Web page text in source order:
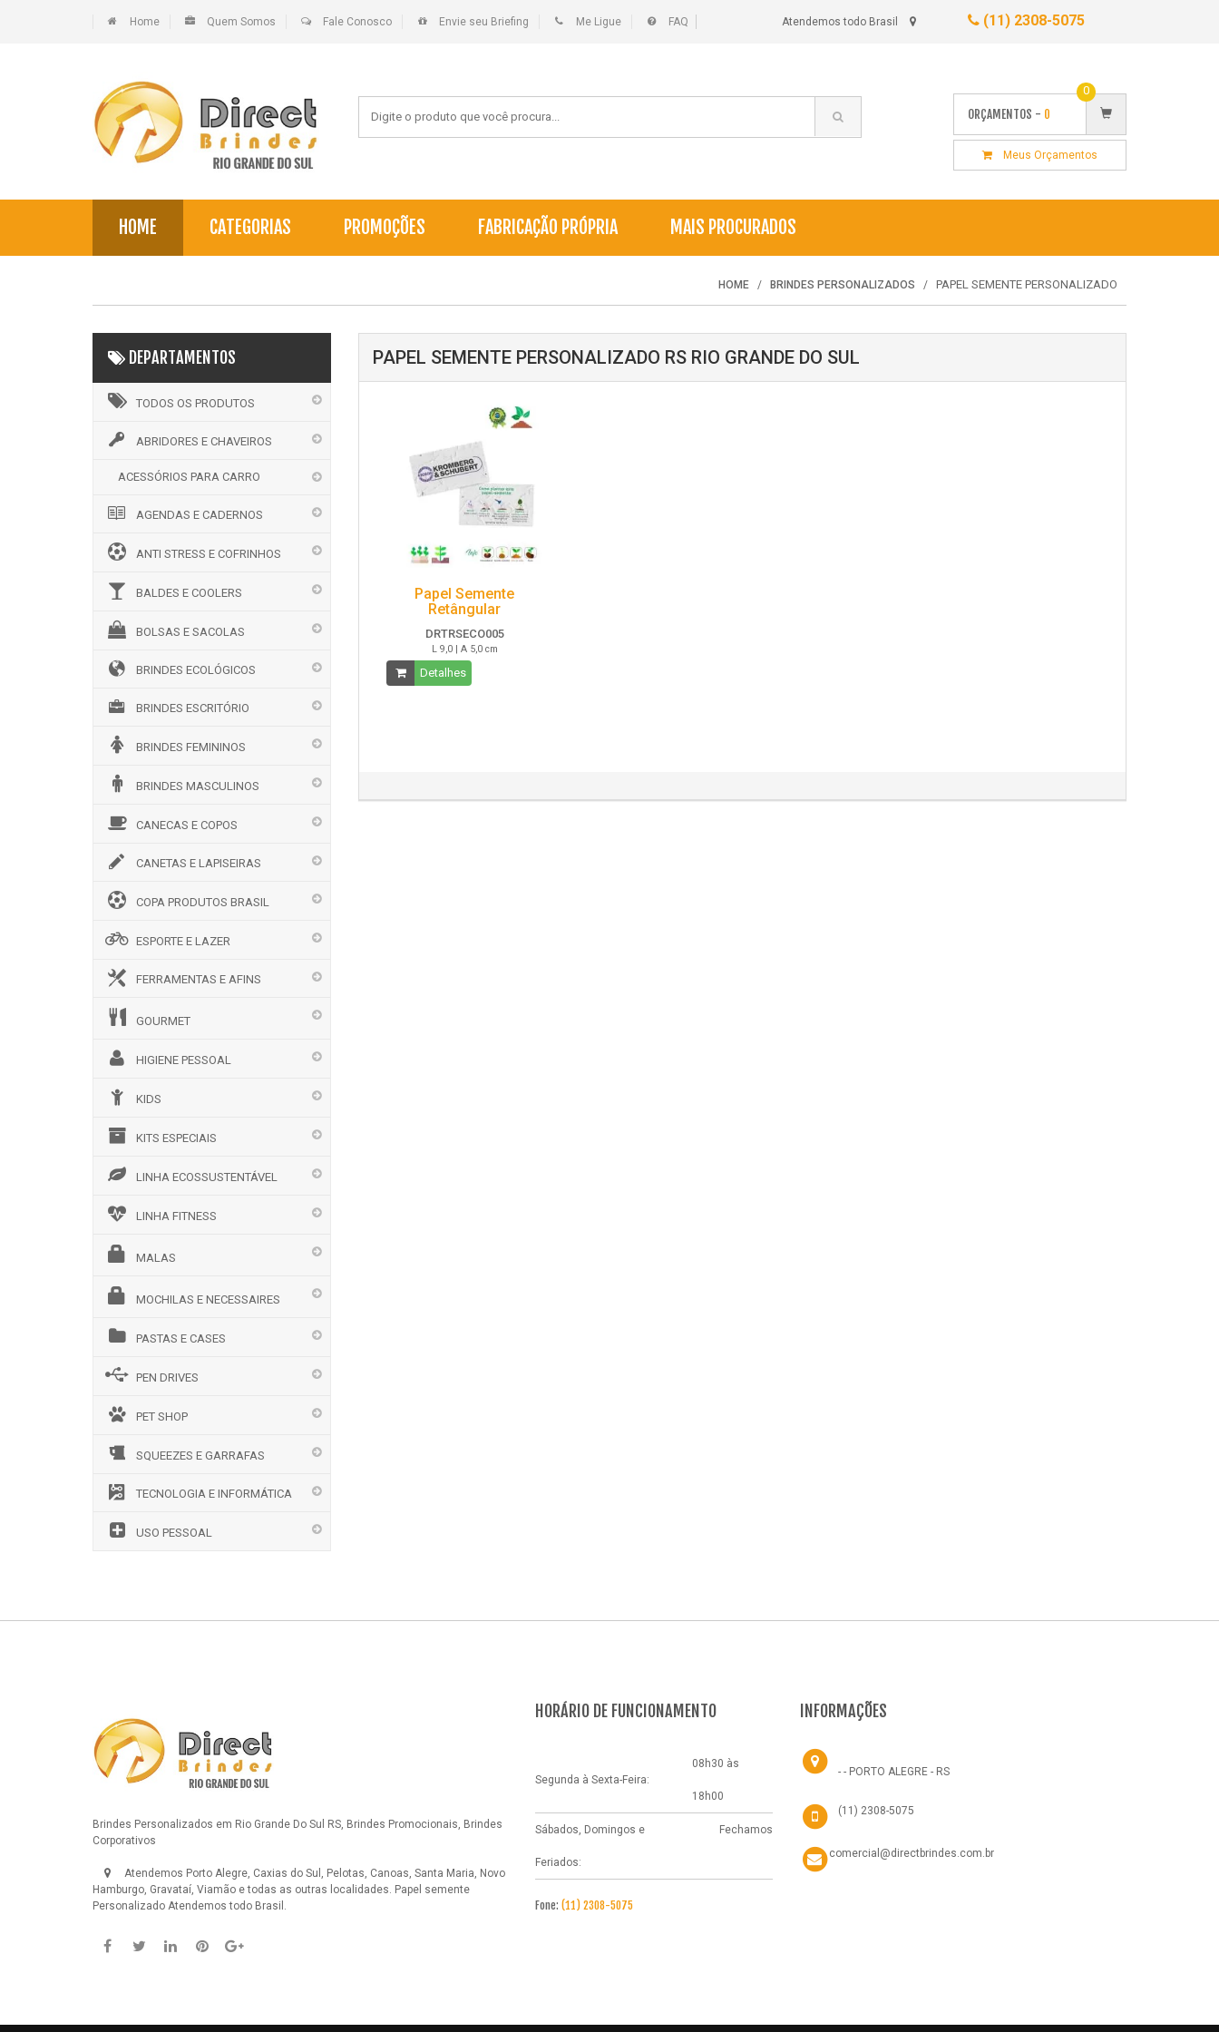
Home Quem Somos Fale Conosco Envie seu Briefing Me Ligue FAQ Atendemos todo Brasil (11) 2308-5075
ORÇAMENTOS - 0
0
Meus Orçamentos
HOME CATEGORIAS PROMOÇÕES FABRICAÇÃO PRÓPRIA MAIS PROCURADOS
HOME BRINDES PERSONALIZADOS PAPEL SEMENTE PERSONALIZADO
DEPARTAMENTOS
TODOS OS PRODUTOS
ABRIDORES E CHAVEIROS
ACESSÓRIOS PARA CARRO
AGENDAS E CADERNOS
ANTI STRESS E COFRINHOS
BALDES E COOLERS
BOLSAS E SACOLAS
BRINDES ECOLÓGICOS
BRINDES ESCRITÓRIO
BRINDES FEMININOS
BRINDES MASCULINOS
CANECAS E COPOS
CANETAS E LAPISEIRAS
COPA PRODUTOS BRASIL
ESPORTE E LAZER
FERRAMENTAS E AFINS
GOURMET
HIGIENE PESSOAL
KIDS
KITS ESPECIAIS
LINHA ECOSSUSTENTÁVEL
LINHA FITNESS
MALAS
MOCHILAS E NECESSAIRES
PASTAS E CASES
PEN DRIVES
PET SHOP
SQUEEZES E GARRAFAS
TECNOLOGIA E INFORMÁTICA
USO PESSOAL
PAPEL SEMENTE PERSONALIZADO RS RIO GRANDE DO SUL
Papel Semente
Retângular
DRTRSECO005
L 9,0 | A 5,0 cm
Detalhes
Brindes Personalizados em Rio Grande Do Sul RS, Brindes Promocionais, Brindes
Corporativos
Atendemos Porto Alegre, Caxias do Sul, Pelotas, Canoas, Santa Maria, Novo
Hamburgo, Gravataí, Viamão e todas as outras localidades. Papel semente
Personalizado Atendemos todo Brasil.
HORÁRIO DE FUNCIONAMENTO
Segunda à Sexta-Feira:
08h30 às
18h00
Sábados, Domingos e
Feriados:
Fechamos
Fone: (11) 2308-5075
INFORMAÇÕES
- - PORTO ALEGRE - RS
(11) 2308-5075
comercial@directbrindes.com.br